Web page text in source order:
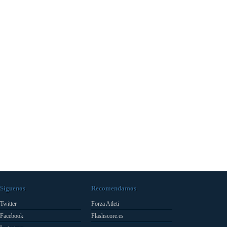
Síguenos
Twitter
Facebook
Recomendamos
Forza Atleti
Flashscore.es